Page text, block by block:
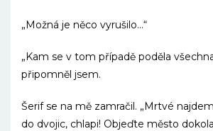
„Možná je něco vyrušilo…“
„Kam se v tom případě poděla
připomněl jsem.
Šerif se na mě zamračil. „Mrtvé
do dvojic, chlapi! Objeďte město